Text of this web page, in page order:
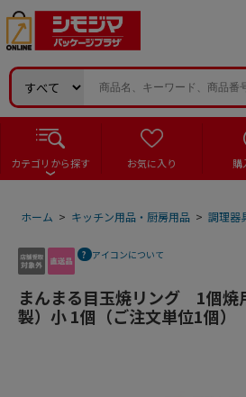
カテゴリから探す お気に入り 購
ホーム > キッチン用品・厨房用品 > 調理器
アイコンについて
まんまる目玉焼リング 1個焼
製）小 1個（ご注文単位1個）